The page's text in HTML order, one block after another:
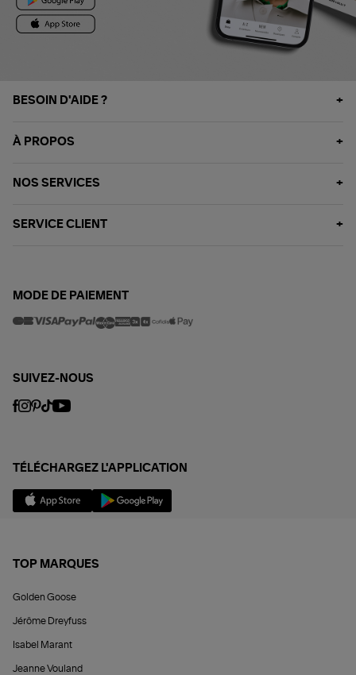
BESOIN D'AIDE ?
À PROPOS
NOS SERVICES
SERVICE CLIENT
MODE DE PAIEMENT
SUIVEZ-NOUS
TÉLÉCHARGEZ L'APPLICATION
TOP MARQUES
Golden Goose
Jérôme Dreyfuss
Isabel Marant
Jeanne Vouland